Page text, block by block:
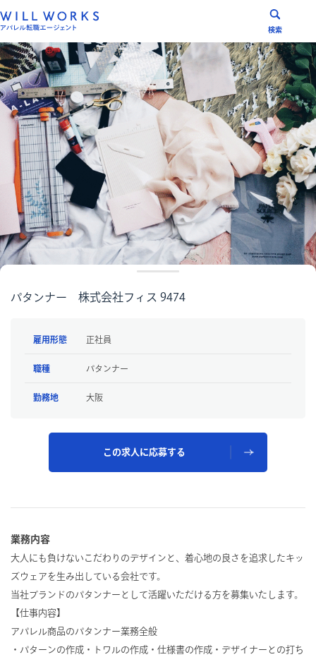
ン
テ
ン
ツ
へ
検索
パタンナー 株式会社フィス 9474
雇用形態 正社員
職種 パタンナー
勤務地 大阪
この求人に応募する
業務内容
大人にも負けないこだわりのデザインと、着心地の良さを追求したキッ
ズウェアを生み出している会社です。
当社ブランドのパタンナーとして活躍いただける方を募集いたします。
【仕事内容】
アパレル商品のパタンナー業務全般
・パターンの作成・トワルの作成・仕様書の作成・デザイナーとの打ち